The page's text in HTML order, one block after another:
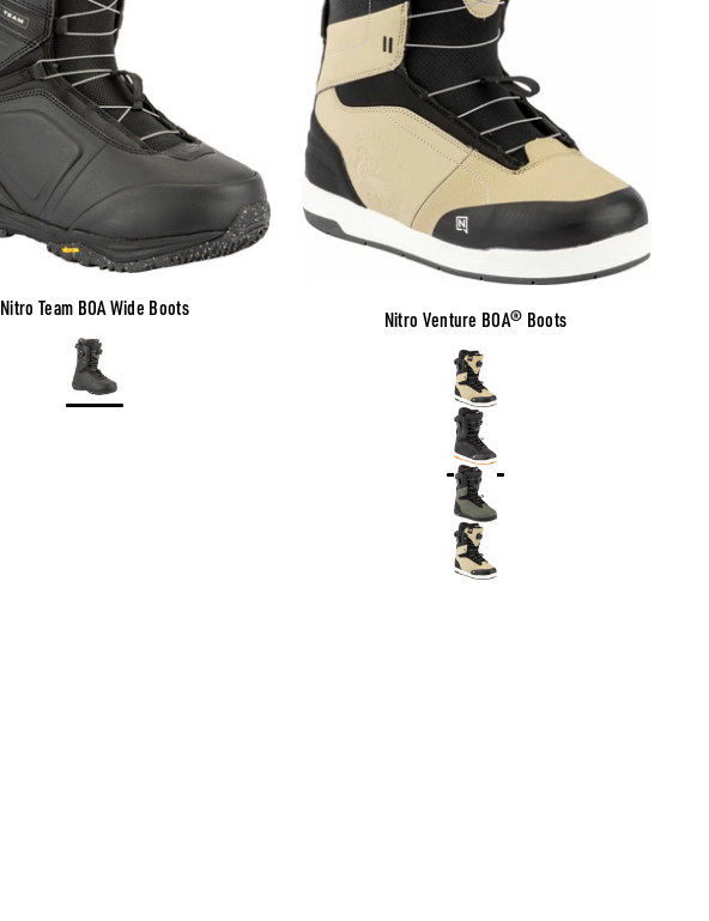
Nitro Team BOA Wide Boots
ColorBlack
Nitro Venture BOA® Boots
ColorX Fly Paper
Black
Shadow-Black
Motorhead